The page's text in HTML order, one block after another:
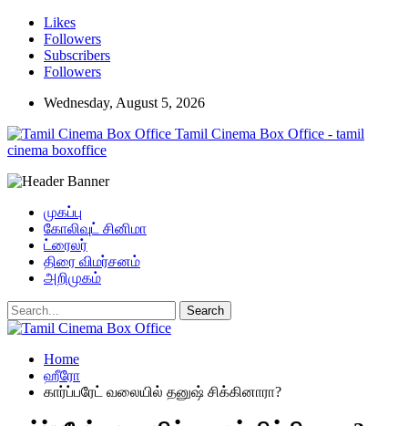
Likes
Followers
Subscribers
Followers
Wednesday, August 5, 2026
Tamil Cinema Box Office - tamil
cinema boxoffice
முகப்பு
கோலிவுட் சினிமா
ட்ரைலர்
திரை விமர்சனம்
அறிமுகம்
Home
ஹீரோ
கார்ப்பரேட் வலையில் தனுஷ் சிக்கினாரா?